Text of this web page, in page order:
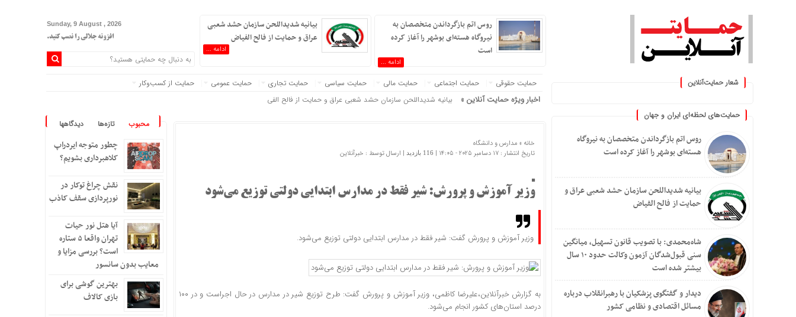
شعار حمایت‌آنلاین
حمایت‌های لحظه‌ای ایران و جهان
روس اتم بازگرداندن متخصصان به نیروگاه
هسته‌ای بوشهر را آغاز کرده است
بیانیه شدیداللحن سازمان حشد شعبی عراق و
حمایت از فالح الفیاض
شاه‌محمدی: با تصویب قانون تسهیل، میانگین
سنی قبول‌شدگان آزمون وکالت حدود ۱۰ سال
بیشتر شده است
دیدار و گفتگوی پزشکیان با رهبرانقلاب درباره
مسائل اقتصادی و نظامی کشور
روس اتم بازگرداندن متخصصان به
نیروگاه هسته‌ای بوشهر را آغاز کرده
است
ادامه ...
بیانیه شدیداللحن سازمان حشد شعبی
عراق و حمایت از فالح الفیاض
ادامه ...
Sunday, 9 August , 2026
افزونه جلالی را نصب کنید.
حمایت حقوقی حمایت اجتماعی حمایت مالی حمایت سیاسی حمایت تجاری حمایت عمومی حمایت از کسب‌وکار
اخبار ویژه حمایت آنلاین » بیانیه شدیداللحن سازمان حشد شعبی عراق و حمایت از فالح الفیاض
خانه » مدارس و دانشگاه
تاریخ انتشار : 17 دسامبر 2025 - 14:05 |
116 بازدید | ارسال توسط : خبرآنلاین
وزیر آموزش و پرورش: شیر فقط در مدارس ابتدایی دولتی توزیع می‌شود
وزیر آموزش و پرورش گفت: شیر فقط در مدارس ابتدایی دولتی توزیع می‌شود.
به گزارش خبرآنلاین،علیرضا کاظمی، وزیر آموزش و پرورش گفت: طرح توزیع شیر در مدارس در حال اجراست و در ۱۰۰
درصد استان‌های کشور انجام می‌شود.
محبوب تازه‌ها دیدگاهها
چطور متوجه ایردراپ
کلاهبرداری بشویم؟
نقش چراغ توکار در
نورپردازی سقف کاذب
آیا هتل نور حیات
تهران واقعا ۵ ستاره
است؟ بررسی مزایا و
معایب بدون سانسور
بهترین گوشی برای
بازی کالاف